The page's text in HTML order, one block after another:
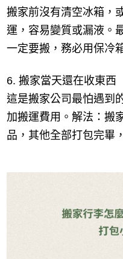
搬家前沒有清空冰箱，
運，容易變質或漏液。
一定要搬，務必用保冷
6. 搬家當天還在收東西
這是搬家公司最怕遇到
加搬運費用。解法：搬
品，其他全部打包完畢